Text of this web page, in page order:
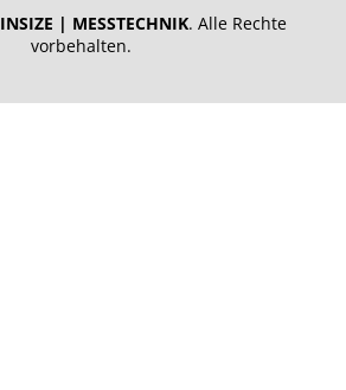
INSIZE | MESSTECHNIK. Alle Rechte
vorbehalten.